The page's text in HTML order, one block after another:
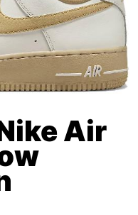
Air